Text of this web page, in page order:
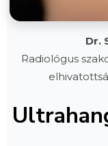
Dr.
Radiológus